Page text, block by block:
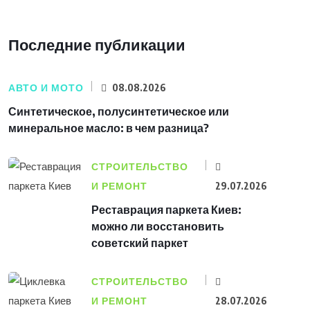
Последние публикации
АВТО И МОТО 08.08.2026
Синтетическое, полусинтетическое или
минеральное масло: в чем разница?
СТРОИТЕЛЬСТВО
И РЕМОНТ
29.07.2026
Реставрация паркета Киев:
можно ли восстановить
советский паркет
СТРОИТЕЛЬСТВО
И РЕМОНТ
28.07.2026